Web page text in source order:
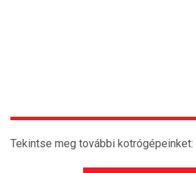
Tekintse meg további kotrógépeinket: